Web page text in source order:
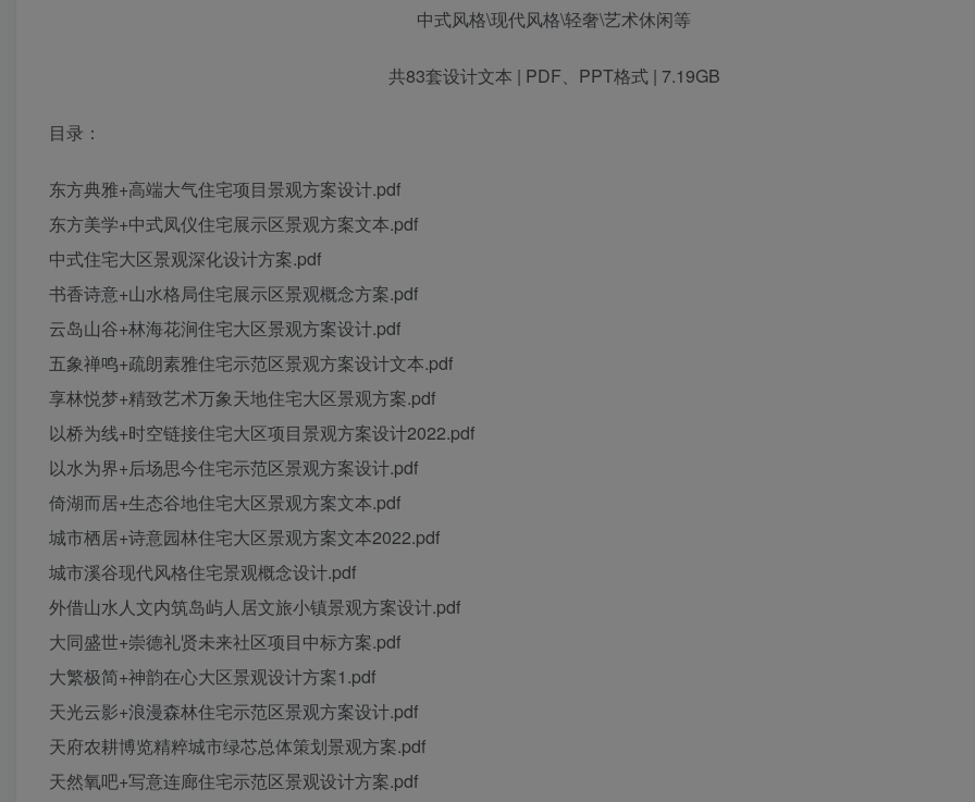
中式风格\现代风格\轻奢\艺术休闲等
共83套设计文本 | PDF、PPT格式 | 7.19GB
目录：
东方典雅+高端大气住宅项目景观方案设计.pdf
东方美学+中式凤仪住宅展示区景观方案文本.pdf
中式住宅大区景观深化设计方案.pdf
书香诗意+山水格局住宅展示区景观概念方案.pdf
云岛山谷+林海花涧住宅大区景观方案设计.pdf
五象禅鸣+疏朗素雅住宅示范区景观方案设计文本.pdf
享林悦梦+精致艺术万象天地住宅大区景观方案.pdf
以桥为线+时空链接住宅大区项目景观方案设计2022.pdf
以水为界+后场思今住宅示范区景观方案设计.pdf
倚湖而居+生态谷地住宅大区景观方案文本.pdf
城市栖居+诗意园林住宅大区景观方案文本2022.pdf
城市溪谷现代风格住宅景观概念设计.pdf
外借山水人文内筑岛屿人居文旅小镇景观方案设计.pdf
大同盛世+崇德礼贤未来社区项目中标方案.pdf
大繁极简+神韵在心大区景观设计方案1.pdf
天光云影+浪漫森林住宅示范区景观方案设计.pdf
天府农耕博览精粹城市绿芯总体策划景观方案.pdf
天然氧吧+写意连廊住宅示范区景观设计方案.pdf